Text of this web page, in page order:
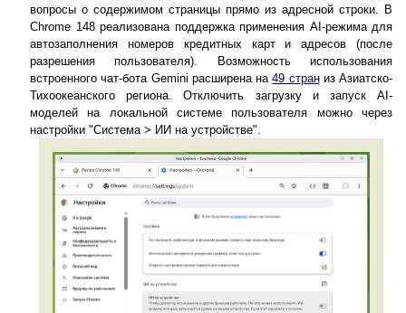
вопросы о содержимом страницы прямо из адресной строки. В
Chrome 148 реализована поддержка применения AI-режима для
автозаполнения номеров кредитных карт и адресов (после
разрешения пользователя). Возможность использования
встроенного чат-бота Gemini расширена на49 страниз Азиатско-
Тихоокеанского региона. Отключить загрузку и запуск AI-
моделей на локальной системе пользователя можно через
настройки "Система > ИИ на устройстве".